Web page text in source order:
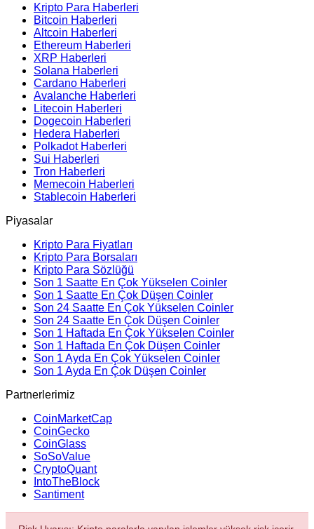
Kripto Para Haberleri
Bitcoin Haberleri
Altcoin Haberleri
Ethereum Haberleri
XRP Haberleri
Solana Haberleri
Cardano Haberleri
Avalanche Haberleri
Litecoin Haberleri
Dogecoin Haberleri
Hedera Haberleri
Polkadot Haberleri
Sui Haberleri
Tron Haberleri
Memecoin Haberleri
Stablecoin Haberleri
Piyasalar
Kripto Para Fiyatları
Kripto Para Borsaları
Kripto Para Sözlüğü
Son 1 Saatte En Çok Yükselen Coinler
Son 1 Saatte En Çok Düşen Coinler
Son 24 Saatte En Çok Yükselen Coinler
Son 24 Saatte En Çok Düşen Coinler
Son 1 Haftada En Çok Yükselen Coinler
Son 1 Haftada En Çok Düşen Coinler
Son 1 Ayda En Çok Yükselen Coinler
Son 1 Ayda En Çok Düşen Coinler
Partnerlerimiz
CoinMarketCap
CoinGecko
CoinGlass
SoSoValue
CryptoQuant
IntoTheBlock
Santiment